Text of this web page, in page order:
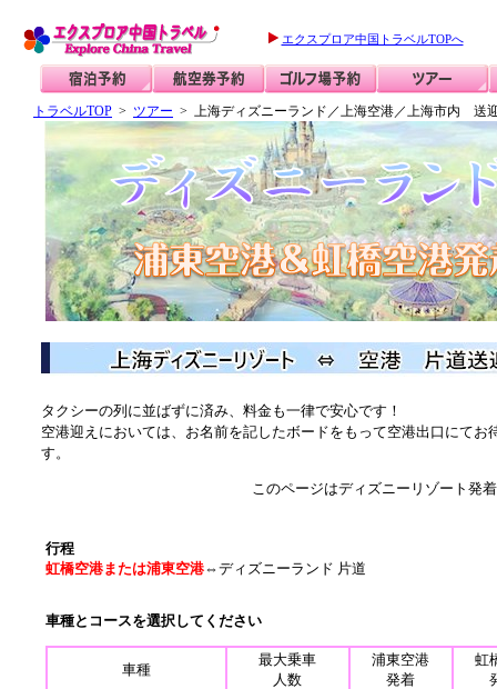
エクスプロア中国トラベルTOPへ
トラベルTOP > ツアー > 上海ディズニーランド／上海空港／上海市内 送
タクシーの列に並ばずに済み、料金も一律で安心です！
空港迎えにおいては、お名前を記したボードをもって空港出口にてお
す。
このページはディズニーリゾート発
行程
虹橋空港または浦東空港⇔ディズニーランド 片道
車種とコースを選択してください
車種
最大乗車
人数
浦東空港
発着
虹